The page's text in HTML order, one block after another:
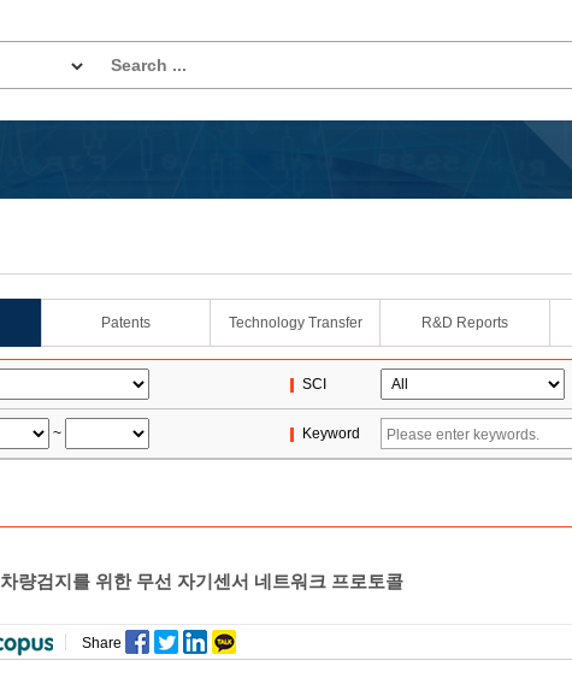
Patents Technology Transfer R&D Reports
SCI
~ Keyword
차량검지를 위한 무선 자기센서 네트워크 프로토콜
Share